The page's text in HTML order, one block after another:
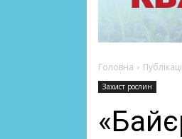
Головна
Захист рослин